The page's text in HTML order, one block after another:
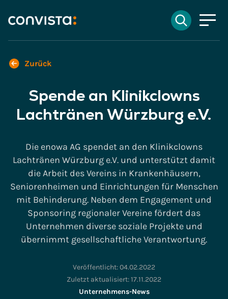
DE
Suchen
Zurück
Spende an Klinikclowns
Lachtränen Würzburg e.V.
Die enowa AG spendet an den Klinikclowns
Lachtränen Würzburg e.V. und unterstützt damit
die Arbeit des Vereins in Krankenhäusern,
Seniorenheimen und Einrichtungen für Menschen
mit Behinderung. Neben dem Engagement und
Sponsoring regionaler Vereine fördert das
Unternehmen diverse soziale Projekte und
übernimmt gesellschaftliche Verantwortung.
Veröffentlicht:04.02.2022
Zuletzt aktualisiert:17.11.2022
Unternehmens-News